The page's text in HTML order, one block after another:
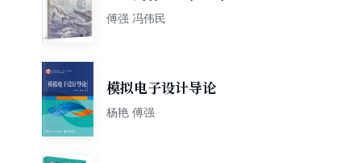
海洋
傅强 冯伟民
模拟电子设计导论
杨艳 傅强